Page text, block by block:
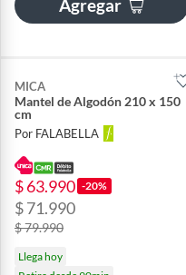
Agregar
MICA
Mantel de Algodón 210 x 150
cm
Por FALABELLA
$ 63.990 -20%
$ 71.990
$ 79.990
Llega hoy